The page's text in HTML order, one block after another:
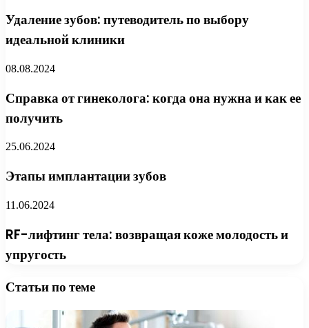
Удаление зубов: путеводитель по выбору
идеальной клиники
08.08.2024
Справка от гинеколога: когда она нужна и как ее
получить
25.06.2024
Этапы имплантации зубов
11.06.2024
RF-лифтинг тела: возвращая коже молодость и
упругость
Статьи по теме